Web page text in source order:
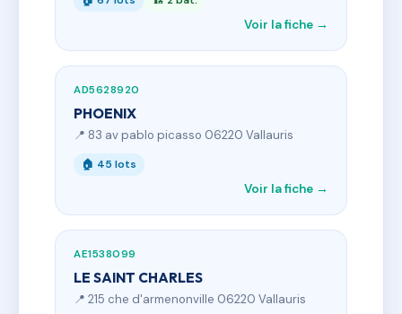
Voir la fiche →
AD5628920
PHOENIX
📍 83 av pablo picasso 06220 Vallauris
🏠 45 lots
Voir la fiche →
AE1538099
LE SAINT CHARLES
📍 215 che d'armenonville 06220 Vallauris